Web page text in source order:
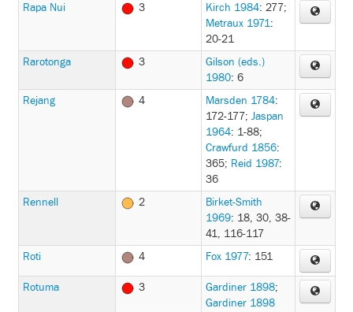
Rapa Nui
3 Kirch 1984: 277;
Metraux 1971:
20-21
Rarotonga
3
Gilson (eds.)
1980: 6
Rejang
4 Marsden 1784:
172-177; Jaspan
1964: 1-88;
Crawfurd 1856:
365; Reid 1987:
36
Rennell
2
Birket-Smith
1969: 18, 30, 38-
41, 116-117
Roti
4 Fox 1977: 151
Rotuma 3 Gardiner 1898;
Gardiner 1898